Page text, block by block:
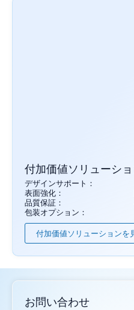
付加価値ソリューシ
デザインサポート：
表面強化：
品質保証：
包装オプション：
付加価値ソリューションを
お問い合わせ